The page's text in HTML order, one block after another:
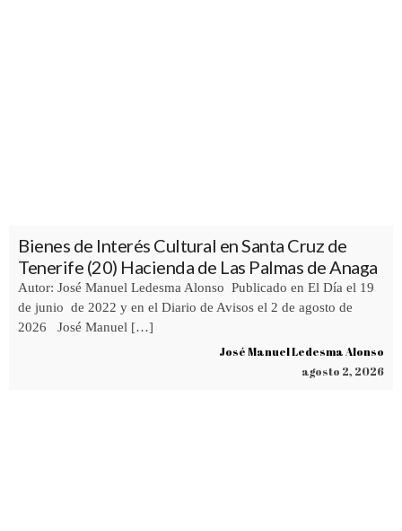
Bienes de Interés Cultural en Santa Cruz de
Tenerife (20) Hacienda de Las Palmas de Anaga
Autor: José Manuel Ledesma Alonso Publicado en El Día el 19
de junio de 2022 y en el Diario de Avisos el 2 de agosto de
2026 José Manuel […]
José Manuel Ledesma Alonso
agosto 2, 2026